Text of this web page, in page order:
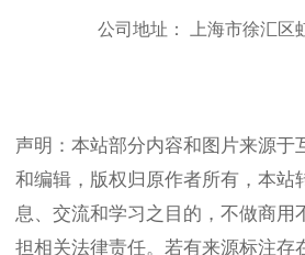
公司地址： 上海市徐汇区
声明：本站部分内容和图片来源于
和编辑，版权归原作者所有，本站
息、交流和学习之目的，不做商用
担相关法律责任。若有来源标注存